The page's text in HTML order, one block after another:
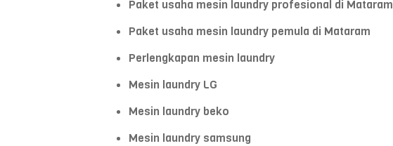
Paket usaha mesin laundry profesional di Mataram
Paket usaha mesin laundry pemula di Mataram
Perlengkapan mesin laundry
Mesin laundry LG
Mesin laundry beko
Mesin laundry samsung